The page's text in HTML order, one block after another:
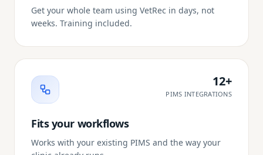
Get your whole team using VetRec in days, not
weeks. Training included.
12+
PIMS INTEGRATIONS
Fits your workflows
Works with your existing PIMS and the way your